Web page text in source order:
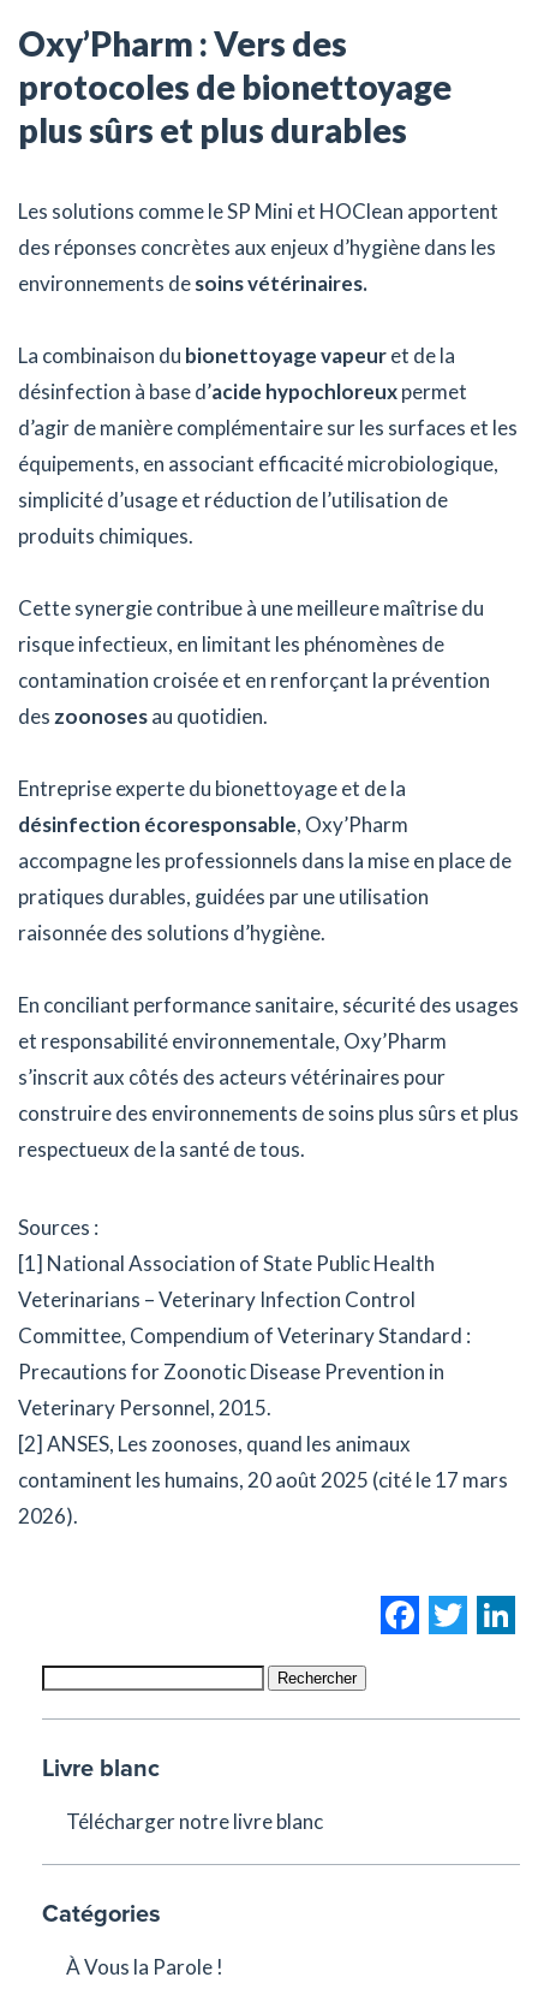
Oxy’Pharm : Vers des
protocoles de bionettoyage
plus sûrs et plus durables
Les solutions comme le SP Mini et HOClean apportent
des réponses concrètes aux enjeux d’hygiène dans les
environnements desoins vétérinaires.
La combinaison du bionettoyage vapeuret de la
désinfection à base d’acide hypochloreuxpermet
d’agir de manière complémentaire sur les surfaces et les
équipements, en associant efficacité microbiologique,
simplicité d’usage et réduction de l’utilisation de
produits chimiques.
Cette synergie contribue à une meilleure maîtrise du
risque infectieux, en limitant les phénomènes de
contamination croisée et en renforçant la prévention
des zoonosesau quotidien.
Entreprise experte du bionettoyage et de la
désinfection écoresponsable, Oxy’Pharm
accompagne les professionnels dans la mise en place de
pratiques durables, guidées par une utilisation
raisonnée des solutions d’hygiène.
En conciliant performance sanitaire, sécurité des usages
et responsabilité environnementale, Oxy’Pharm
s’inscrit aux côtés des acteurs vétérinaires pour
construire des environnements de soins plus sûrs et plus
respectueux de la santé de tous.
Sources :
[1] National Association of State Public Health
Veterinarians – Veterinary Infection Control
Committee, Compendium of Veterinary Standard :
Precautions for Zoonotic Disease Prevention in
Veterinary Personnel, 2015.
[2] ANSES, Les zoonoses, quand les animaux
contaminent les humains, 20 août 2025 (cité le 17 mars
2026).
Rechercher
Livre blanc
Télécharger notre livre blanc
Catégories
À Vous la Parole !